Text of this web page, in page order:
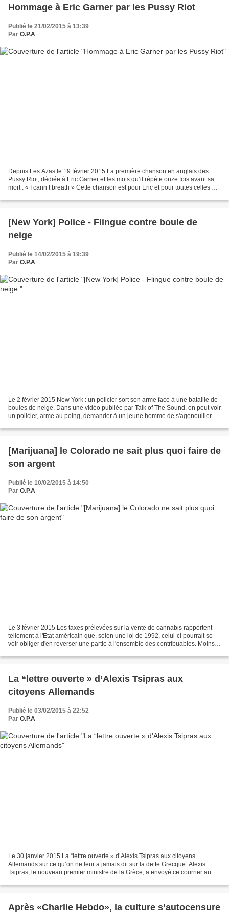
Hommage à Eric Garner par les Pussy Riot
Publié le 21/02/2015 à 13:39
Par O.P.A
Depuis Les Azas le 19 février 2015 La première chanson en anglais des
Pussy Riot, dédiée à Eric Garner et les mots qu’il répète onze fois avant sa
mort : « I cann’t breath » Cette chanson est pour Eric et pour toutes celles et
[New York] Police - Flingue contre boule de
neige
Publié le 14/02/2015 à 19:39
Par O.P.A
Le 2 février 2015 New York : un policier sort son arme face à une bataille de
boules de neige. Dans une vidéo publiée par Talk of The Sound, on peut voir
un policier, arme au poing, demander à un jeune homme de s'agenouiller
[Marijuana] le Colorado ne sait plus quoi faire de
son argent
Publié le 10/02/2015 à 14:50
Par O.P.A
Le 3 février 2015 Les taxes prélevées sur la vente de cannabis rapportent
tellement à l'Etat américain que, selon une loi de 1992, celui-ci pourrait se
voir obliger d'en reverser une partie à l'ensemble des contribuables. Moins
La “lettre ouverte » d’Alexis Tsipras aux
citoyens Allemands
Publié le 03/02/2015 à 22:52
Par O.P.A
Le 30 janvier 2015 La “lettre ouverte » d’Alexis Tsipras aux citoyens
Allemands sur ce qu’on ne leur a jamais dit sur la dette Grecque. Alexis
Tsipras, le nouveau premier ministre de la Grèce, a envoyé ce courrier au
Après «Charlie Hebdo», la culture s’autocensure